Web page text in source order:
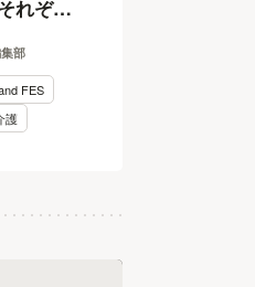
れぞれ
部
FES
護